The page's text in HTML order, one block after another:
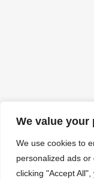
We value your
We use cookies to
personalized ads
clicking "Accept
COPYRIGHT ©